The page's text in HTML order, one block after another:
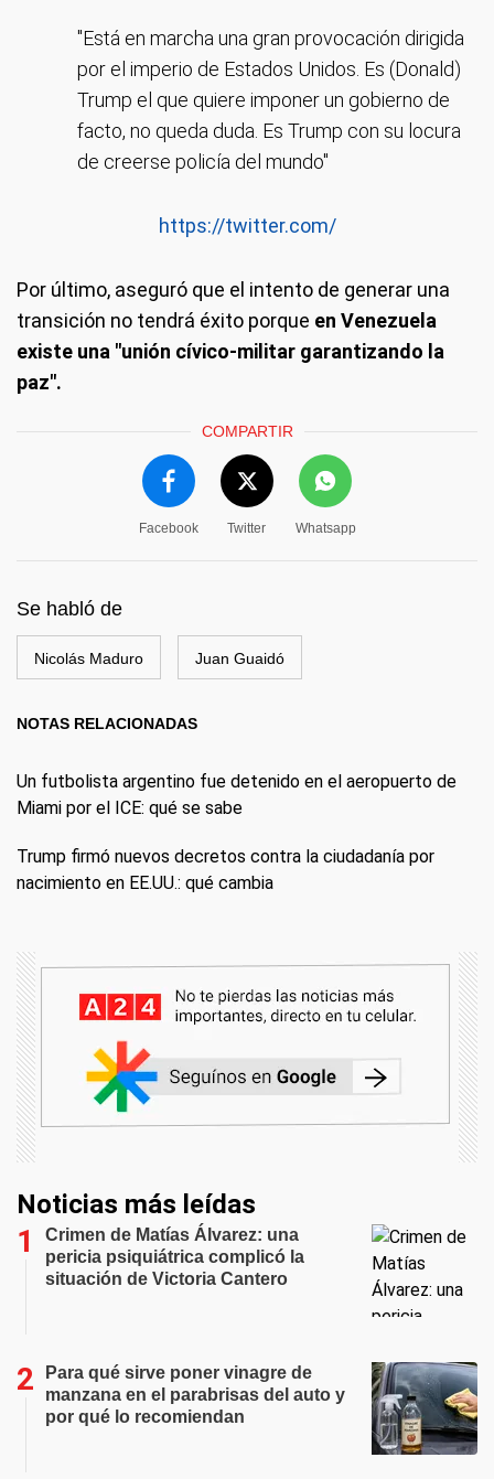
"Está en marcha una gran provocación dirigida
por el imperio de Estados Unidos. Es (Donald)
Trump el que quiere imponer un gobierno de
facto, no queda duda. Es Trump con su locura
de creerse policía del mundo"
https://twitter.com/
Por último, aseguró que el intento de generar una
transición no tendrá éxito porque en Venezuela
existe una "unión cívico-militar garantizando la
paz".
COMPARTIR
Facebook Twitter Whatsapp
Se habló de
Nicolás Maduro Juan Guaidó
NOTAS RELACIONADAS
Un futbolista argentino fue detenido en el aeropuerto de
Miami por el ICE: qué se sabe
Trump firmó nuevos decretos contra la ciudadanía por
nacimiento en EE.UU.: qué cambia
Noticias más leídas
Crimen de Matías Álvarez: una
pericia psiquiátrica complicó la
situación de Victoria Cantero
Para qué sirve poner vinagre de
manzana en el parabrisas del auto y
por qué lo recomiendan